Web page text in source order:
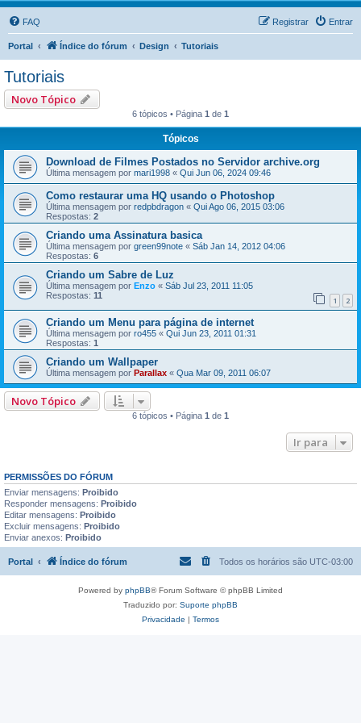
FAQ Entrar
Registrar
Portal Índice do fórum Design Tutoriais
Tutoriais
Novo Tópico
6 tópicos • Página 1 de 1
Tópicos
Download de Filmes Postados no Servidor archive.org
Última mensagem por mari1998 « Qui Jun 06, 2024 09:46
Como restaurar uma HQ usando o Photoshop
Última mensagem por redpbdragon « Qui Ago 06, 2015 03:06
Respostas: 2
Criando uma Assinatura basica
Última mensagem por green99note « Sáb Jan 14, 2012 04:06
Respostas: 6
Criando um Sabre de Luz
Última mensagem por Enzo « Sáb Jul 23, 2011 11:05
Respostas: 11 1 2
Criando um Menu para página de internet
Última mensagem por ro455 « Qui Jun 23, 2011 01:31
Respostas: 1
Criando um Wallpaper
Última mensagem por Parallax « Qua Mar 09, 2011 06:07
Novo Tópico
6 tópicos • Página 1 de 1
Ir para
PERMISSÕES DO FÓRUM
Enviar mensagens: Proibido
Responder mensagens: Proibido
Editar mensagens: Proibido
Excluir mensagens: Proibido
Enviar anexos: Proibido
Portal Índice do fórum Todos os horários são UTC-03:00
Powered by phpBB® Forum Software © phpBB Limited
Traduzido por: Suporte phpBB
Privacidade | Termos